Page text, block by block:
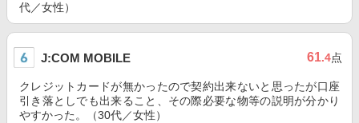
代／女性）
J:COM MOBILE 61.4点
クレジットカードが無かったので契約出来ないと思ったが口座
引き落としでも出来ること、その際必要な物等の説明が分かり
やすかった。（30代／女性）